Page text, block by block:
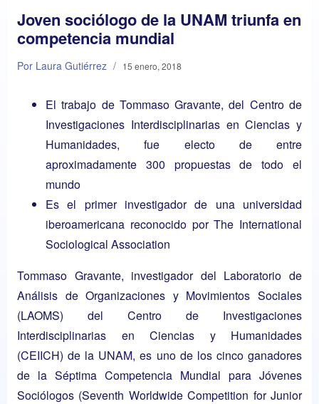
Joven sociólogo de la UNAM triunfa en
competencia mundial
Por Laura Gutiérrez / 15 enero, 2018
El trabajo de Tommaso Gravante, del Centro de
Investigaciones Interdisciplinarias en Ciencias y
Humanidades, fue electo de entre
aproximadamente 300 propuestas de todo el
mundo
Es el primer investigador de una universidad
iberoamericana reconocido por The International
Sociological Association
Tommaso Gravante, investigador del Laboratorio de
Análisis de Organizaciones y Movimientos Sociales
(LAOMS) del Centro de Investigaciones
Interdisciplinarias en Ciencias y Humanidades
(CEIICH) de la UNAM, es uno de los cinco ganadores
de la Séptima Competencia Mundial para Jóvenes
Sociólogos (Seventh Worldwide Competition for Junior